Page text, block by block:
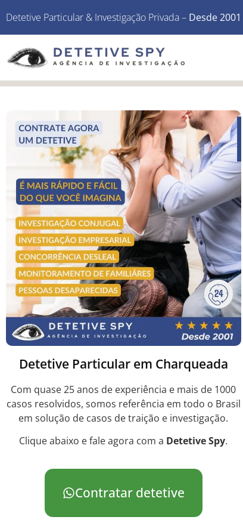
Detetive Particular & Investigação Privada – Desde 2001
Detetive Particular em Charqueada
Com quase 25 anos de experiência e mais de 1000
casos resolvidos, somos referência em todo o Brasil
em solução de casos de traição e investigação.
Clique abaixo e fale agora com a Detetive Spy.
Contratar detetive